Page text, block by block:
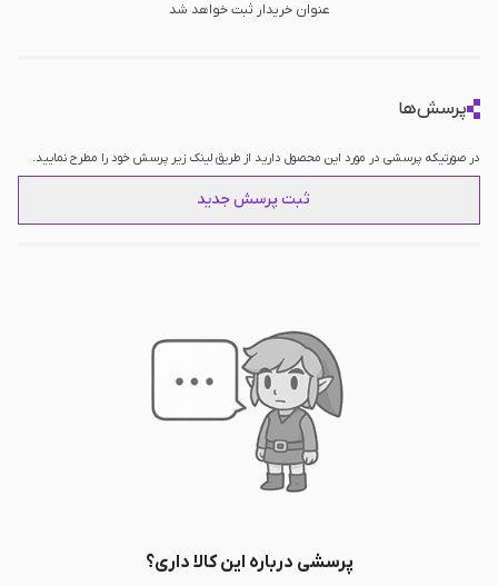
عنوان خریدار ثبت خواهد شد
پرسش‌ها
در صورتیکه پرسشی در مورد این محصول دارید از طریق لینک زیر پرسش خود را مطرح نمایید.
ثبت پرسش جدید
پرسشی درباره این کالا داری؟